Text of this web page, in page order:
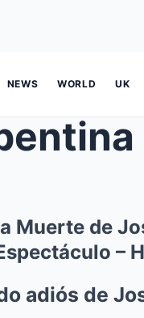
NEWS WORLD UK
Muerte de
–
adiós de